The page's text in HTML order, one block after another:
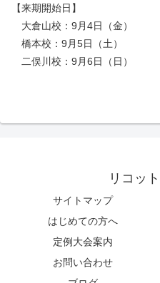
【来期開始日】
大倉山校：9月4日（金）
橋本校：9月5日（土）
二俣川校：9月6日（日）
リコッ
サイトマップ
はじめての方へ
定例大会案内
お問い合わせ